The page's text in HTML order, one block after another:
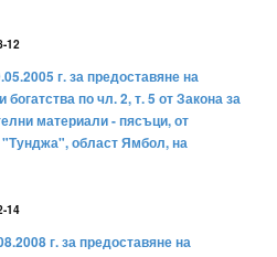
12
г. за предоставяне на
по чл. 2, т. 5 от Закона за
материали - пясъци, от
област Ямбол, на
14
г. за предоставяне на